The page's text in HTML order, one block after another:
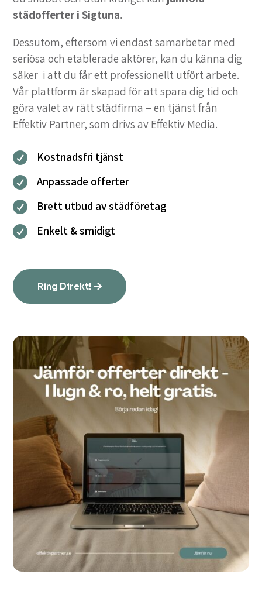
städofferter i Sigtuna.
Dessutom, eftersom vi endast samarbetar med
seriösa och etablerade aktörer, kan du känna dig
säker i att du får ett professionellt utfört arbete.
Vår plattform är skapad för att spara dig tid och
göra valet av rätt städfirma – en tjänst från
Effektiv Partner, som drivs av Effektiv Media.
 Kostnadsfri tjänst
 Anpassade offerter
 Brett utbud av städföretag
 Enkelt & smidigt
Ring Direkt!